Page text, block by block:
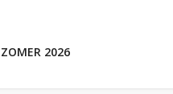
ZOMER 2026